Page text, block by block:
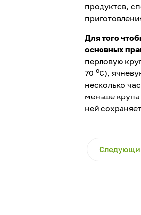
продуктов,
Для того
основных
перловую
70 0С),
несколько
меньше крупа
ней